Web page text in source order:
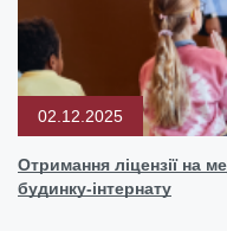
02.12.2025
Отримання ліцензії на
будинку-інтернату